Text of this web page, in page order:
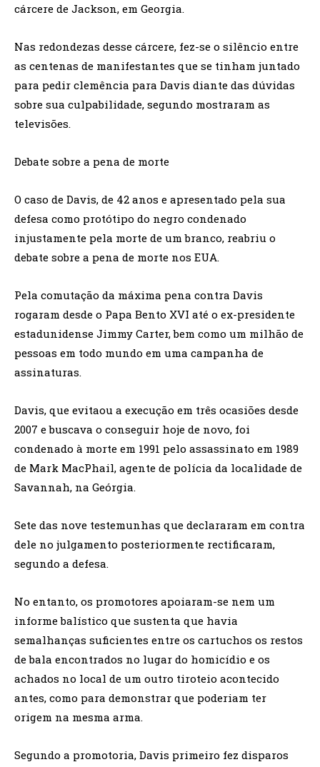
cárcere de Jackson, em Georgia.
Nas redondezas desse cárcere, fez-se o silêncio entre
as centenas de manifestantes que se tinham juntado
para pedir clemência para Davis diante das dúvidas
sobre sua culpabilidade, segundo mostraram as
televisões.
Debate sobre a pena de morte
O caso de Davis, de 42 anos e apresentado pela sua
defesa como protótipo do negro condenado
injustamente pela morte de um branco, reabriu o
debate sobre a pena de morte nos EUA.
Pela comutação da máxima pena contra Davis
rogaram desde o Papa Bento XVI até o ex-presidente
estadunidense Jimmy Carter, bem como um milhão de
pessoas em todo mundo em uma campanha de
assinaturas.
Davis, que evitaou a execução em três ocasiões desde
2007 e buscava o conseguir hoje de novo, foi
condenado à morte em 1991 pelo assassinato em 1989
de Mark MacPhail, agente de polícia da localidade de
Savannah, na Geórgia.
Sete das nove testemunhas que declararam em contra
dele no julgamento posteriormente rectificaram,
segundo a defesa.
No entanto, os promotores apoiaram-se nem um
informe balístico que sustenta que havia
semalhanças suficientes entre os cartuchos os restos
de bala encontrados no lugar do homicídio e os
achados no local de um outro tiroteio acontecido
antes, como para demonstrar que poderiam ter
origem na mesma arma.
Segundo a promotoria, Davis primeiro fez disparos